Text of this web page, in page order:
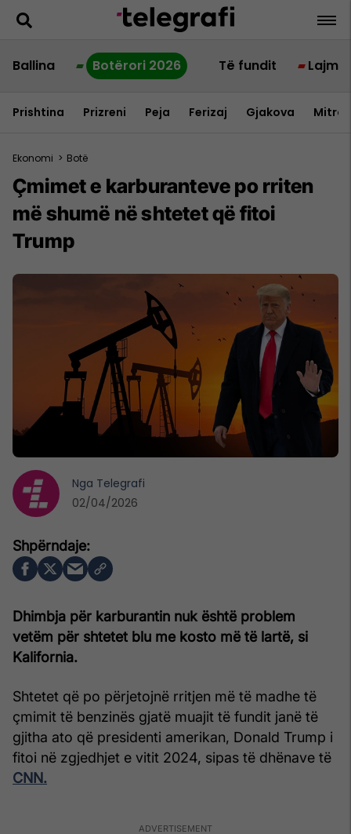
Ballina Botërori 2026 Të fundit Lajme
Prishtina Prizreni Peja Ferizaj Gjakova
Ekonomi > Botë
Çmimet e karburanteve po rriten
më shumë në shtetet që fitoi
Trump
Dhimbja për karburantin nuk është problem
vetëm për shtetet blu me kosto më të lartë, si
Kalifornia.
Shtetet që po përjetojnë rritjen më të madhe të
çmimit të benzinës gjatë muajit të fundit janë të
gjitha ato që presidenti amerikan, Donald Trump i
fitoi në zgjedhjet e vitit 2024, sipas të dhënave të
CNN.
Nga Telegrafi
02/04/2026